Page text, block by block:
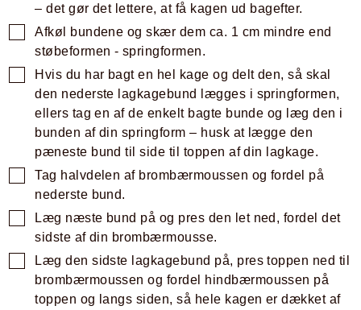
– det gør det lettere, at få kagen ud bagefter.
Afkøl bundene og skær dem ca. 1 cm mindre end
støbeformen - springformen.
Hvis du har bagt en hel kage og delt den, så skal
den nederste lagkagebund lægges i springformen,
ellers tag en af de enkelt bagte bunde og læg den i
bunden af din springform – husk at lægge den
pæneste bund til side til toppen af din lagkage.
Tag halvdelen af brombærmoussen og fordel på
nederste bund.
Læg næste bund på og pres den let ned, fordel det
sidste af din brombærmousse.
Læg den sidste lagkagebund på, pres toppen ned til
brombærmoussen og fordel hindbærmoussen på
toppen og langs siden, så hele kagen er dækket af